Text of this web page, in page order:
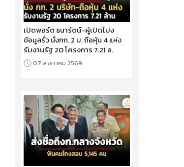
เปิดพอร์ต ธนารัตน์-ผู้เปิดโปง
ข้อมูลรั่ว นั่งกก. 2 บ. ถือหุ้น 4 แห่ง
รับงานรัฐ 20 โครงการ 7.21 ล.
07 สิงหาคม 2569